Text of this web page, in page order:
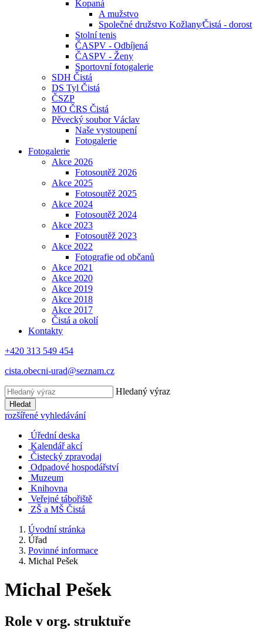
Kopaná
A mužstvo
Společné družstvo Kožlany⁄Čistá - dorost
Stolní tenis
ČASPV - Odbíjená
ČASPV - Ženy
Sportovní fotogalerie
SDH Čistá
DS Tyl Čistá
ČSZP
MO ČRS Čistá
Pěvecký soubor Václav
Naše vystoupení
Fotogalerie
Fotogalerie
Akce 2026
Fotosoutěž 2026
Akce 2025
Fotosoutěž 2025
Akce 2024
Fotosoutěž 2024
Akce 2023
Fotosoutěž 2023
Akce 2022
Fotografie od občanů
Akce 2021
Akce 2020
Akce 2019
Akce 2018
Akce 2017
Čistá a okolí
Kontakty
+420 313 549 454
cista.obecni-urad@seznam.cz
Hledaný výraz
Hledat
rozšířené vyhledávání
Úřední deska
Kalendář akcí
Čistecký zpravodaj
Odpadové hospodářství
Muzeum
Knihovna
Veřejné tábořiště
ZŠ a MŠ Čistá
Úvodní stránka
Úřad
Povinné informace
Michal Pešek
Michal Pešek
Role v org. struktuře